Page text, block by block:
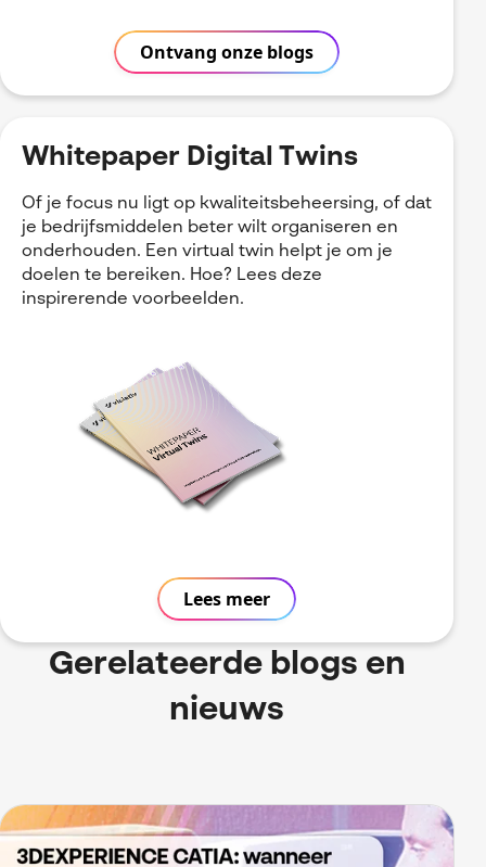
Ontvang onze blogs
Whitepaper Digital Twins
Of je focus nu ligt op kwaliteitsbeheersing, of dat
je bedrijfsmiddelen beter wilt organiseren en
onderhouden. Een virtual twin helpt je om je
doelen te bereiken. Hoe? Lees deze
inspirerende voorbeelden.
Lees meer
Gerelateerde blogs en
nieuws